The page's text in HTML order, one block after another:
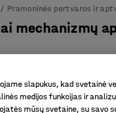
Pramoninės pertvaros ir
mechanizmų
slapukus, kad svetainė
medijos funkcijas ir
mūsų svetaine, su savo